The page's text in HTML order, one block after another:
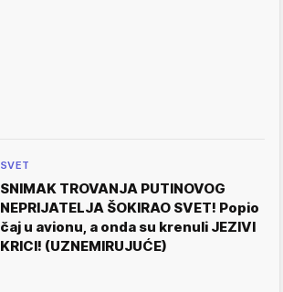
SVET
SNIMAK TROVANJA PUTINOVOG
NEPRIJATELJA ŠOKIRAO SVET! Popio
čaj u avionu, a onda su krenuli JEZIVI
KRICI! (UZNEMIRUJUĆE)